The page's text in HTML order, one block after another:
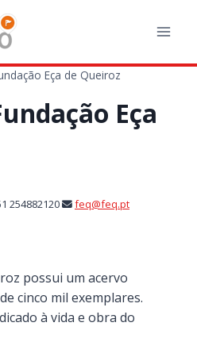
Eça de Queiroz
Eça
254882120 feq@feq.pt
possui um acervo
cinco mil exemplares.
à vida e obra do